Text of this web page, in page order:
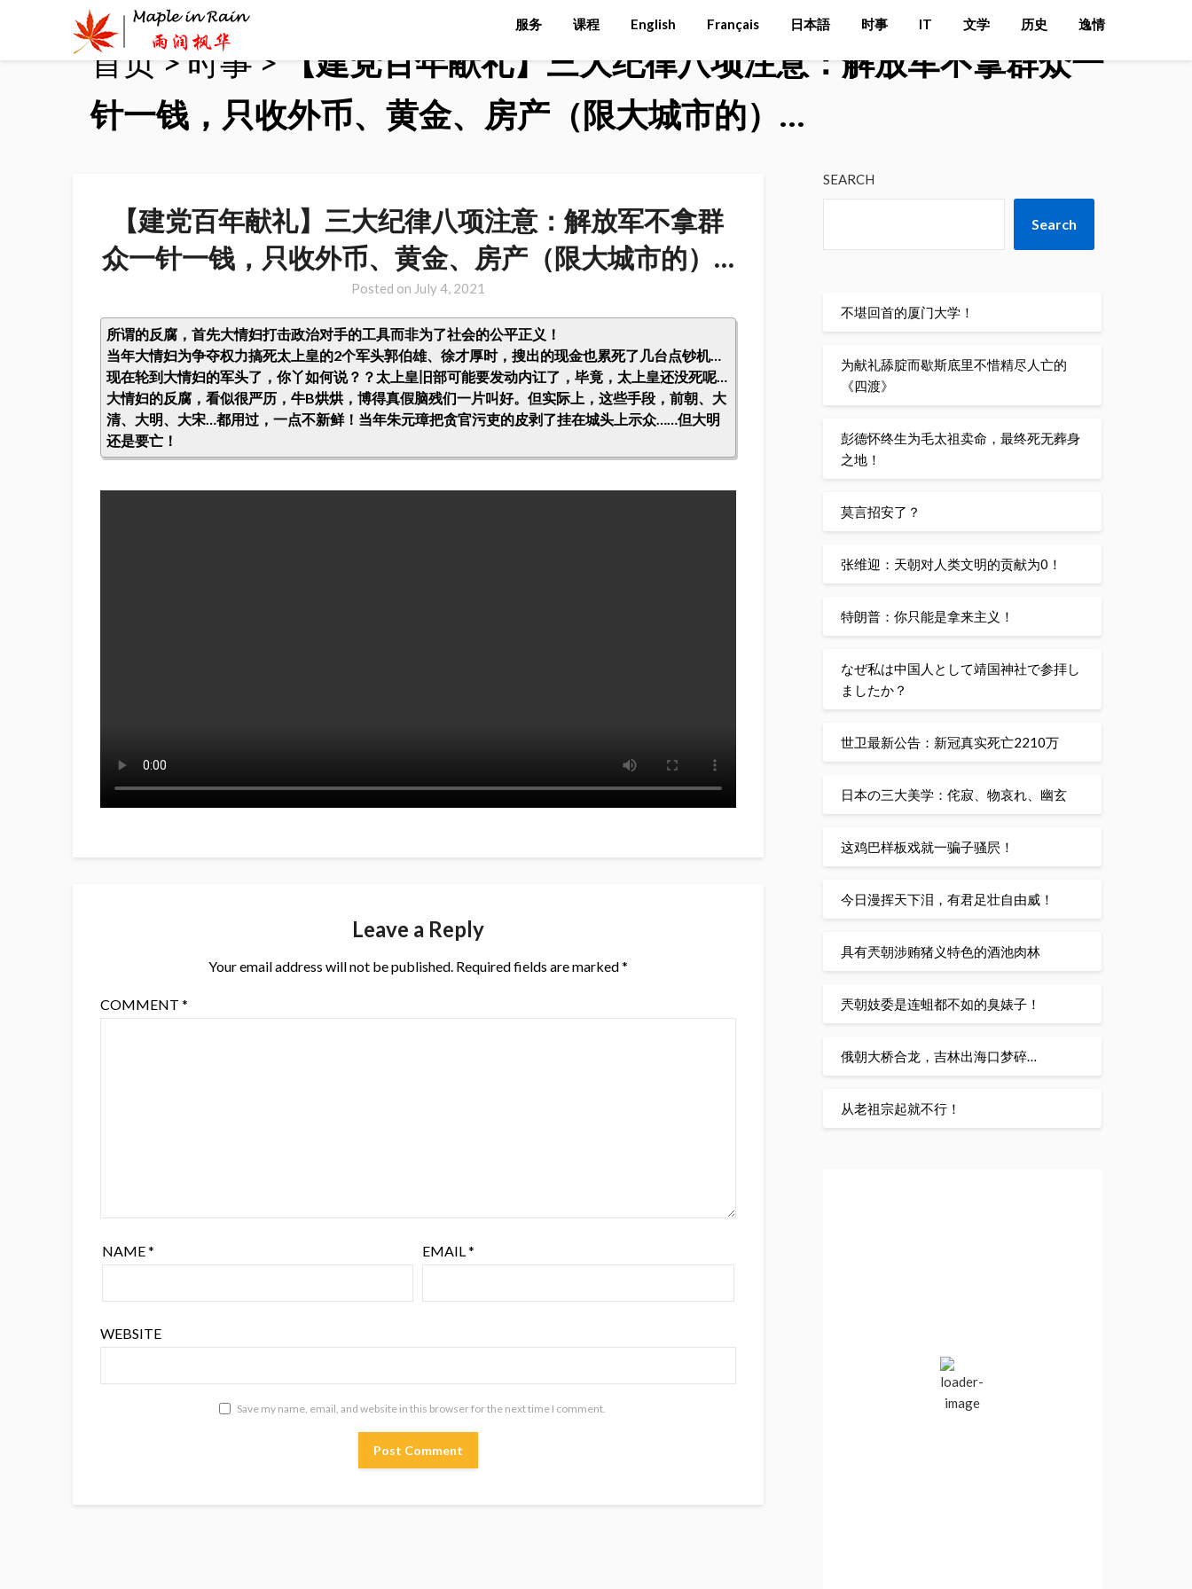
content
服务 课程 English Français 日本語 时事 IT 文学 历史 逸情
首页>时事>【建党百年献礼】三大纪律八项注意：解放军不拿群众一
针一钱，只收外币、黄金、房产（限大城市的）…
【建党百年献礼】三大纪律八项注意：解放军不拿群
众一针一钱，只收外币、黄金、房产（限大城市的）…
Posted on July 4, 2021
所谓的反腐，首先大情妇打击政治对手的工具而非为了社会的公平正义！
当年大情妇为争夺权力搞死太上皇的2个军头郭伯雄、徐才厚时，搜出的现金也累死了几台点钞机…
现在轮到大情妇的军头了，你丫如何说？？太上皇旧部可能要发动内讧了，毕竟，太上皇还没死呢…
大情妇的反腐，看似很严历，牛B烘烘，博得真假脑残们一片叫好。但实际上，这些手段，前朝、大
清、大明、大宋…都用过，一点不新鲜！当年朱元璋把贪官污吏的皮剥了挂在城头上示众……但大明
还是要亡！
Leave a Reply
Your email address will not be published. Required fields are marked*
COMMENT*
NAME* EMAIL*
WEBSITE
Save my name, email, and website in this browser for the next time I comment.
SEARCH
Search
不堪回首的厦门大学！
为献礼舔腚而歇斯底里不惜精尽人亡的
《四渡》
彭德怀终生为毛太祖卖命，最终死无葬身
之地！
莫言招安了？
张维迎：天朝对人类文明的贡献为0！
特朗普：你只能是拿来主义！
なぜ私は中国人として靖国神社で参拝し
ましたか？
世卫最新公告：新冠真实死亡2210万
日本の三大美学：侘寂、物哀れ、幽玄
这鸡巴样板戏就一骗子骚屄！
今日漫挥天下泪，有君足壮自由威！
具有兲朝涉贿猪义特色的酒池肉林
兲朝妓委是连蛆都不如的臭婊子！
俄朝大桥合龙，吉林出海口梦碎…
从老祖宗起就不行！
21
Clear Sky